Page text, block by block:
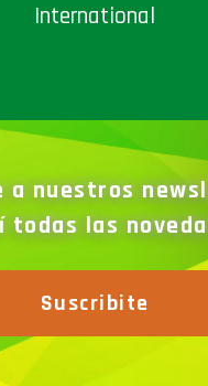
International
a nuestros
todas las
Suscribite